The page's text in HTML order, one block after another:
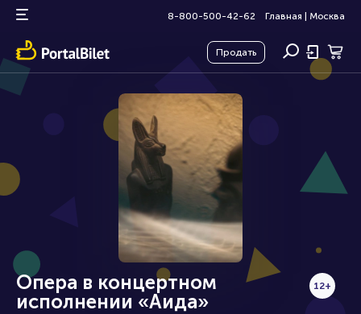
8-800-500-42-62 Главная Москва
Продать
Опера в концертном
исполнении «Аида»
12+